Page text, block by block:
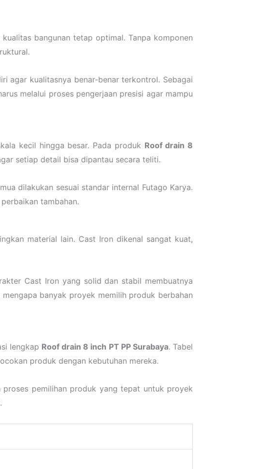
bangunan tetap optimal. Tanpa komponen
agar kualitasnya benar-benar terkontrol. Sebagai
melalui proses pengerjaan presisi agar mampu
kecil hingga besar. Pada produk Roof drain 8
setiap detail bisa dipantau secara teliti.
dilakukan sesuai standar internal Futago Karya.
tambahan.
material lain. Cast Iron dikenal sangat kuat,
Cast Iron yang solid dan stabil membuatnya
banyak proyek memilih produk berbahan
lengkap Roof drain 8 inch PT PP Surabaya. Tabel
produk dengan kebutuhan mereka.
pemilihan produk yang tepat untuk proyek